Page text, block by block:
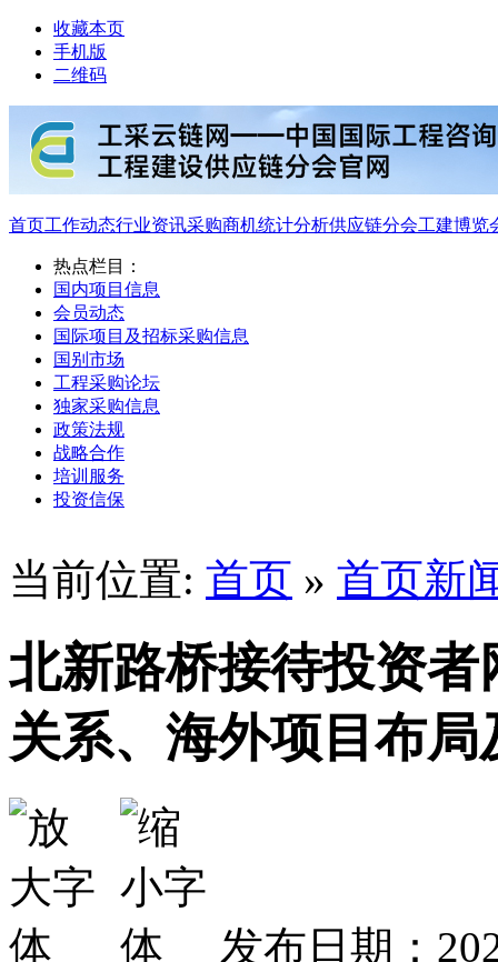
收藏本页
手机版
二维码
首页工作动态行业资讯采购商机统计分析供应链分会工建博览
热点栏目：
国内项目信息
会员动态
国际项目及招标采购信息
国别市场
工程采购论坛
独家采购信息
政策法规
战略合作
培训服务
投资信保
当前位置: 首页 » 首页新
北新路桥接待投资
关系、海外项目布
发布日期：